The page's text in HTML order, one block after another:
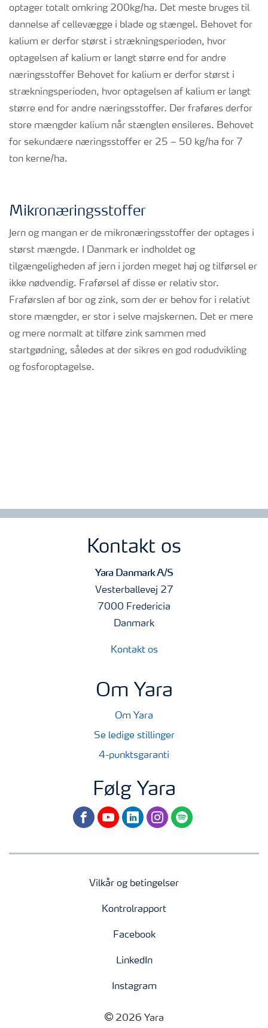
optager totalt omkring 200kg/ha. Det meste bruges til
dannelse af cellevægge i blade og stængel. Behovet for
kalium er derfor størst i strækningsperioden, hvor
optagelsen af kalium er langt større end for andre
næringsstoffer Behovet for kalium er derfor størst i
strækningsperioden, hvor optagelsen af kalium er langt
større end for andre næringsstoffer. Der fraføres derfor
store mængder kalium når stænglen ensileres. Behovet
for sekundære næringsstoffer er 25 – 50 kg/ha for 7
ton kerne/ha.
Mikronæringsstoffer
Jern og mangan er de mikronæringsstoffer der optages i
størst mængde. I Danmark er indholdet og
tilgængeligheden af jern i jorden meget høj og tilførsel er
ikke nødvendig. Fraførsel af disse er relativ stor.
Fraførslen af bor og zink, som der er behov for i relativt
store mængder, er stor i selve majskernen. Det er mere
og mere normalt at tilføre zink sammen med
startgødning, således at der sikres en god rodudvikling
og fosforoptagelse.
Kontakt os
Yara Danmark A/S
Vesterballevej 27
7000 Fredericia
Danmark
Kontakt os
Om Yara
Om Yara
Se ledige stillinger
4-punktsgaranti
Følg Yara
facebookyoutubelinkedininstagram
spotify
Vilkår og betingelser
Kontrolrapport
Facebook
LinkedIn
Instagram
2026 Yara